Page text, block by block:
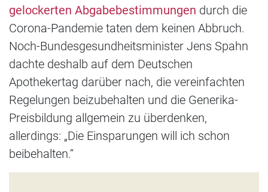
gelockerten Abgabebestimmungen durch die
Corona-Pandemie taten dem keinen Abbruch.
Noch-Bundesgesundheitsminister Jens Spahn
dachte deshalb auf dem Deutschen
Apothekertag darüber nach, die vereinfachten
Regelungen beizubehalten und die Generika-
Preisbildung allgemein zu überdenken,
allerdings: „Die Einsparungen will ich schon
beibehalten.“